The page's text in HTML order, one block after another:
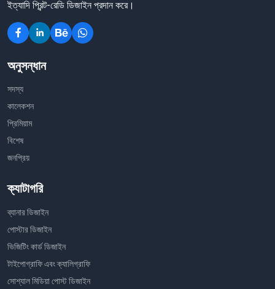
ইত্যাদি প্রিন্ট-রেডি ডিজাইন প্রদান করে।
অনুসন্ধান
সদস্য
কালেকশন
প্রিমিয়াম
বিশেষ
জনপ্রিয়
ক্যাটাগরি
ব্যানার ডিজাইন
পোস্টার ডিজাইন
ভিজিটিং কার্ড ডিজাইন
টাইপোগ্রাফি এবং ক্যালিগ্রাফি
সোশ্যাল মিডিয়া পোস্ট ডিজাইন